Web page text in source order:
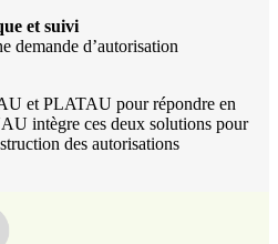
et suivi
demande d’autorisation
et PLATAU pour répondre en
intègre ces deux solutions pour
des autorisations